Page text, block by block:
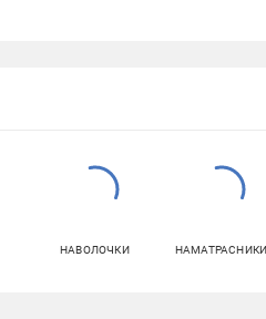
НАВОЛОЧКИ НАМАТРАСНИКИ